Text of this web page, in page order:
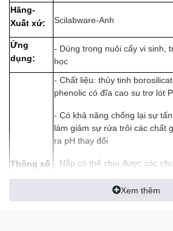
Hãng-
Xuất xứ:
Scilabware-Anh
Ứng
dụng:
- Dùng trong nuôi cấy vi sinh,
học
Thông số
kĩ thuật:
- Chất liệu: thủy tinh
phenolic có đĩa cao su trơ lót
- Có khả năng chống lại sự
làm giảm sự rửa trôi các chất
ra pH thay đổi
- Nắp có thể chịu được các
Xem thêm